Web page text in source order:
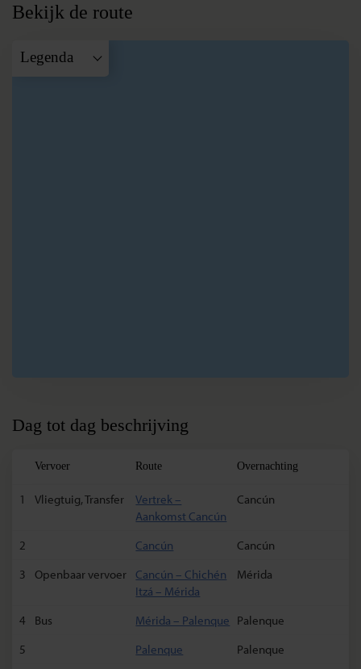
Bekijk de route
Legenda
Dag tot dag beschrijving
Vervoer Route Overnachting
1 Vliegtuig, Transfer
Vertrek –
Aankomst Cancún
Cancún
2 Cancún
Cancún
3
Openbaar vervoer
Cancún – Chichén
Itzá – Mérida
Mérida
4 Bus Mérida – Palenque Palenque
5
Palenque
Palenque